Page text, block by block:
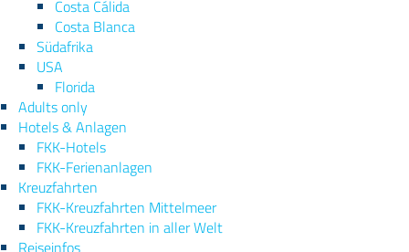
Costa Cálida
Costa Blanca
Südafrika
USA
Florida
Adults only
Hotels & Anlagen
FKK-Hotels
FKK-Ferienanlagen
Kreuzfahrten
FKK-Kreuzfahrten Mittelmeer
FKK-Kreuzfahrten in aller Welt